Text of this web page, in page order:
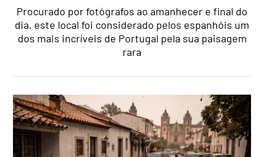
Procurado por fotógrafos ao amanhecer e final do
dia, este local foi considerado pelos espanhóis um
dos mais incríveis de Portugal pela sua paisagem
rara